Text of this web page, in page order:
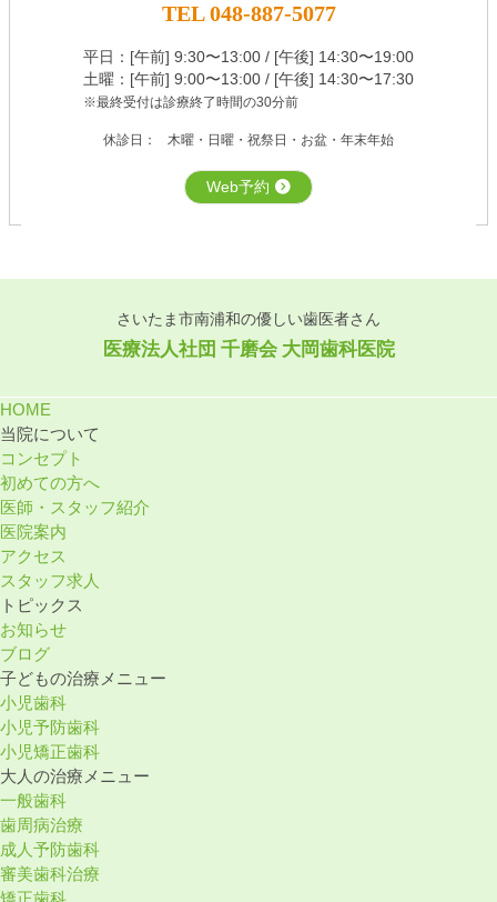
TEL 048-887-5077
平⽇：[午前] 9:30〜13:00 / [午後] 14:30〜19:00
土曜：[午前] 9:00〜13:00 / [午後] 14:30〜17:30
※最終受付は診療終了時間の30分前
休診日： ⽊曜・⽇曜・祝祭⽇・お盆・年末年始
Web予約
さいたま市南浦和の優しい歯医者さん
医療法⼈社団 千磨会 ⼤岡⻭科医院
HOME
当院について
コンセプト
初めての⽅へ
医師・スタッフ紹介
医院案内
アクセス
スタッフ求⼈
トピックス
お知らせ
ブログ
⼦どもの治療メニュー
小児歯科
小児予防歯科
小児矯正歯科
⼤⼈の治療メニュー
一般歯科
歯周病治療
成人予防歯科
審美歯科治療
矯正歯科